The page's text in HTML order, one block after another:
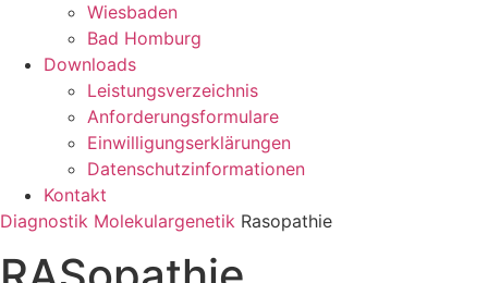
Wiesbaden
Bad Homburg
Downloads
Leistungsverzeichnis
Anforderungsformulare
Einwilligungserklärungen
Datenschutzinformationen
Kontakt
Diagnostik Molekulargenetik Rasopathie